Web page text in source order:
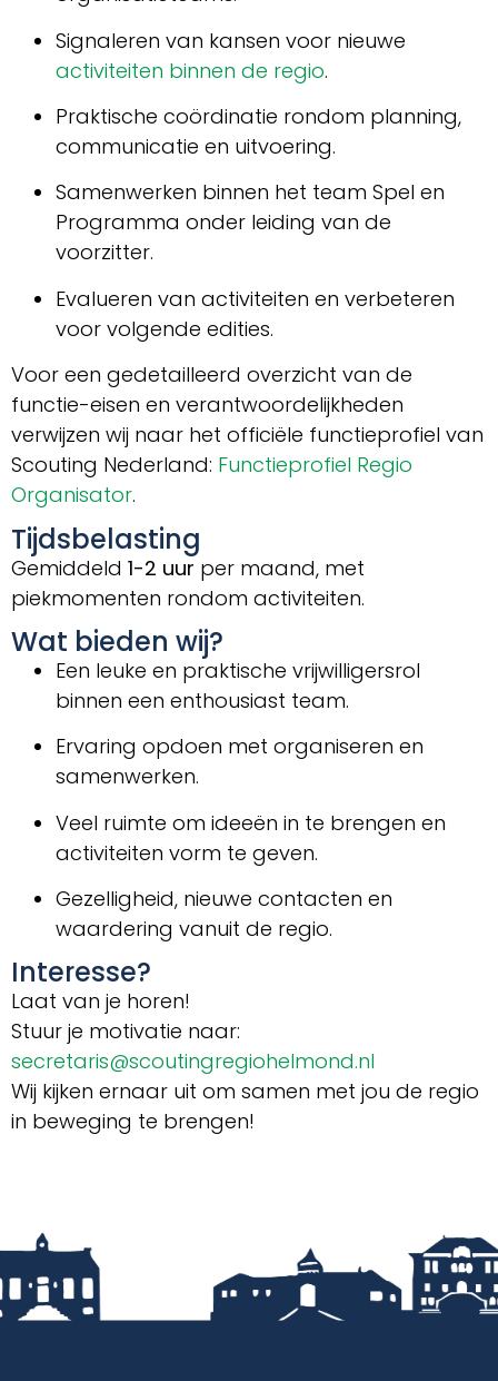
Signaleren van kansen voor nieuwe
activiteiten binnen de regio.
Praktische coördinatie rondom planning,
communicatie en uitvoering.
Samenwerken binnen het team Spel en
Programma onder leiding van de
voorzitter.
Evalueren van activiteiten en verbeteren
voor volgende edities.
Voor een gedetailleerd overzicht van de
functie-eisen en verantwoordelijkheden
verwijzen wij naar het officiële functieprofiel van
Scouting Nederland: Functieprofiel Regio
Organisator.
Tijdsbelasting
Gemiddeld 1-2 uur per maand, met
piekmomenten rondom activiteiten.
Wat bieden wij?
Een leuke en praktische vrijwilligersrol
binnen een enthousiast team.
Ervaring opdoen met organiseren en
samenwerken.
Veel ruimte om ideeën in te brengen en
activiteiten vorm te geven.
Gezelligheid, nieuwe contacten en
waardering vanuit de regio.
Interesse?
Laat van je horen!
Stuur je motivatie naar:
secretaris@scoutingregiohelmond.nl
Wij kijken ernaar uit om samen met jou de regio
in beweging te brengen!